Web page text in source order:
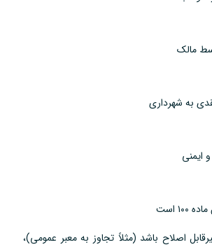
مالک
به شهرداری
ایمنی
است
اصلاح باشد (مثلاً تجاوز به معبر عمومی)،